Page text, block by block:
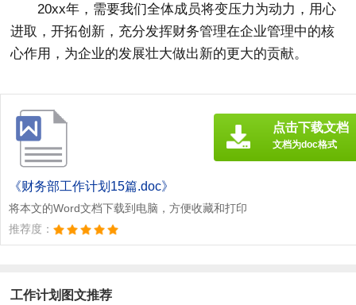
20xx年，需要我们全体成员将变压力为动力，用心
进取，开拓创新，充分发挥财务管理在企业管理中的核
心作用，为企业的发展壮大做出新的更大的贡献。
《财务部工作计划15篇.doc》
将本文的Word文档下载到电脑，方便收藏和打印
推荐度：
点击下载文档
文档为doc格式
工作计划图文推荐